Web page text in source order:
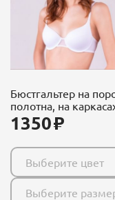
Бюстгальтер на
полотна, на
1350
Выберите цвет
Выберите